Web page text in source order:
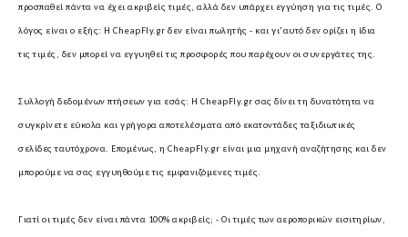
προσπαθεί πάντα να έχει ακριβείς τιμές, αλλά δεν υπάρχει εγγύηση για τις τιμές. Ο
λόγος είναι ο εξής: Η CheapFly.gr δεν είναι πωλητής - και γι'αυτό δεν ορίζει η ίδια
τις τιμές, δεν μπορεί να εγγυηθεί τις προσφορές που παρέχουν οι συνεργάτες της.
Συλλογή δεδομένων πτήσεων για εσάς: Η CheapFly.gr σας δίνει τη δυνατότητα να
συγκρίνετε εύκολα και γρήγορα αποτελέσματα από εκατοντάδες ταξιδιωτικές
σελίδες ταυτόχρονα. Επομένως, η CheapFly.gr είναι μια μηχανή αναζήτησης και δεν
μπορούμε να σας εγγυηθούμε τις εμφανιζόμενες τιμές.
Γιατί οι τιμές δεν είναι πάντα 100% ακριβείς; - Οι τιμές των αεροπορικών εισιτηρίων,